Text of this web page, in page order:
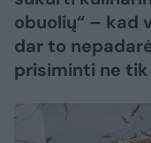
obuolių“ – kad
dar to
prisiminti ne